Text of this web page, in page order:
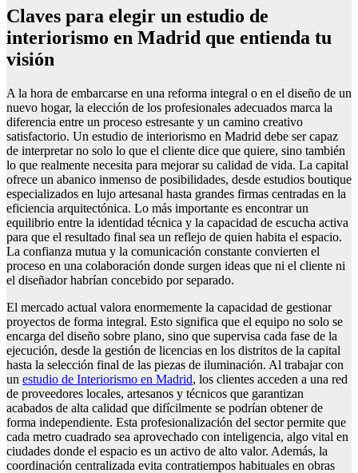
Claves para elegir un estudio de
interiorismo en Madrid que entienda tu
visión
A la hora de embarcarse en una reforma integral o en el diseño de un
nuevo hogar, la elección de los profesionales adecuados marca la
diferencia entre un proceso estresante y un camino creativo
satisfactorio. Un estudio de interiorismo en Madrid debe ser capaz
de interpretar no solo lo que el cliente dice que quiere, sino también
lo que realmente necesita para mejorar su calidad de vida. La capital
ofrece un abanico inmenso de posibilidades, desde estudios boutique
especializados en lujo artesanal hasta grandes firmas centradas en la
eficiencia arquitectónica. Lo más importante es encontrar un
equilibrio entre la identidad técnica y la capacidad de escucha activa
para que el resultado final sea un reflejo de quien habita el espacio.
La confianza mutua y la comunicación constante convierten el
proceso en una colaboración donde surgen ideas que ni el cliente ni
el diseñador habrían concebido por separado.
El mercado actual valora enormemente la capacidad de gestionar
proyectos de forma integral. Esto significa que el equipo no solo se
encarga del diseño sobre plano, sino que supervisa cada fase de la
ejecución, desde la gestión de licencias en los distritos de la capital
hasta la selección final de las piezas de iluminación. Al trabajar con
un estudio de Interiorismo en Madrid, los clientes acceden a una red
de proveedores locales, artesanos y técnicos que garantizan
acabados de alta calidad que difícilmente se podrían obtener de
forma independiente. Esta profesionalización del sector permite que
cada metro cuadrado sea aprovechado con inteligencia, algo vital en
ciudades donde el espacio es un activo de alto valor. Además, la
coordinación centralizada evita contratiempos habituales en obras